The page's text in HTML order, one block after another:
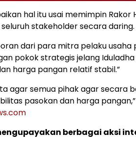
hal itu usai memimpin Rakor
stakeholder secara daring.
dari para mitra pelaku usaha
pokok strategis jelang
harga pangan relatif stabil.”
agar semua pihak agar secara
pasokan dan harga
berbagai aksi